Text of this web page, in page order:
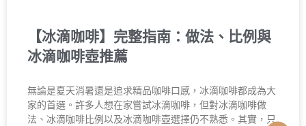
【冰滴咖啡】完整指南：做法、比例與
冰滴咖啡壺推薦
無論是夏天消暑還是追求精品咖啡口感，冰滴咖啡都成為大
家的首選。許多人想在家嘗試冰滴咖啡，但對冰滴咖啡做
法、冰滴咖啡比例以及冰滴咖啡壺選擇仍不熟悉。其實，只